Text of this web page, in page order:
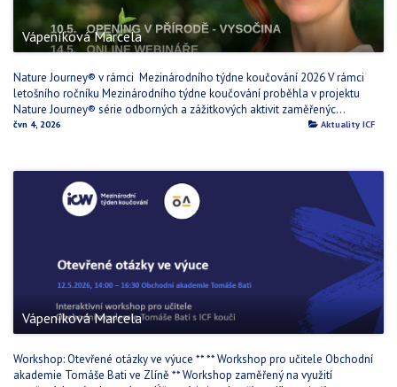
Vápeníková Marcela
Nature Journey® v rámci Mezinárodního týdne koučování 2026 V rámci
letošního ročníku Mezinárodního týdne koučování proběhla v projektu
Nature Journey® série odborných a zážitkových aktivit zaměřenýc...
čvn 4, 2026 Aktuality ICF
Vápeníková Marcela
Workshop: Otevřené otázky ve výuce ** ** Workshop pro učitele Obchodní
akademie Tomáše Bati ve Zlíně ** Workshop zaměřený na využití